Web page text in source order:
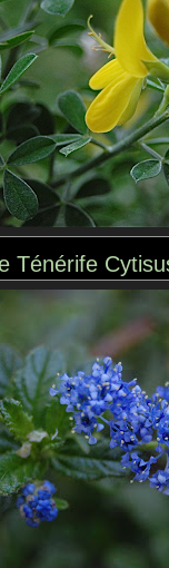
Ténérife